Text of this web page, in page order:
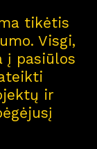
tikėtis
Visgi,
į pasiūlos
ir